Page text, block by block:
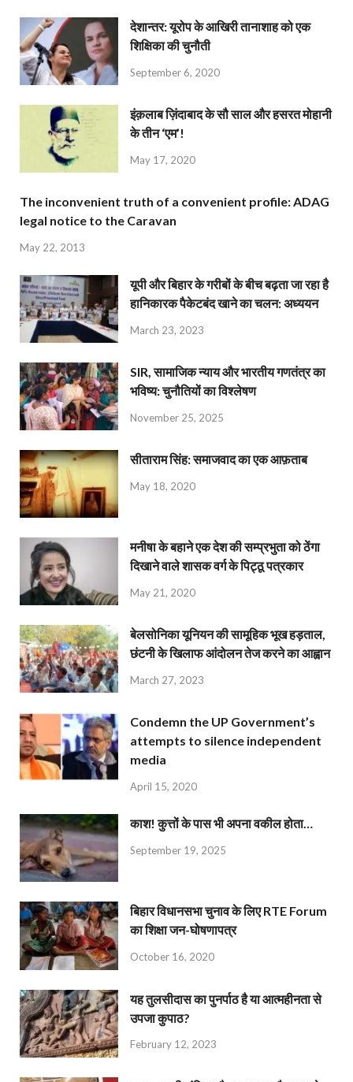
देशान्‍तर: यूरोप के आखिरी तानाशाह को एक
शिक्षिका की चुनौती
September 6, 2020
इंक़लाब ज़िंदाबाद के सौ साल और हसरत मोहानी
के तीन ‘एम’!
May 17, 2020
The inconvenient truth of a convenient profile: ADAG
legal notice to the Caravan
May 22, 2013
यूपी और बिहार के गरीबों के बीच बढ़ता जा रहा है
हानिकारक पैकेटबंद खाने का चलन: अध्ययन
March 23, 2023
SIR, सामाजिक न्याय और भारतीय गणतंत्र का
भविष्य: चुनौतियों का विश्लेषण
November 25, 2025
सीताराम सिंह: समाजवाद का एक आफ़ताब
May 18, 2020
मनीषा के बहाने एक देश की सम्प्रभुता को ठेंगा
दिखाने वाले शासक वर्ग के पिट्ठू पत्रकार
May 21, 2020
बेलसोनिका यूनियन की सामूहिक भूख हड़ताल,
छंटनी के खिलाफ आंदोलन तेज करने का आह्वान
March 27, 2023
Condemn the UP Government’s
attempts to silence independent
media
April 15, 2020
काश! कुत्तों के पास भी अपना वकील होता…
September 19, 2025
बिहार विधानसभा चुनाव के लिए RTE Forum
का शिक्षा जन-घोषणापत्र
October 16, 2020
यह तुलसीदास का पुनर्पाठ है या आत्महीनता से
उपजा कुपाठ?
February 12, 2023